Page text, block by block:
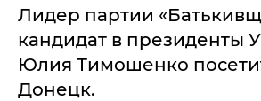
Лидер партии
кандидат в президенты
Юлия Тимошенко
Донецк.